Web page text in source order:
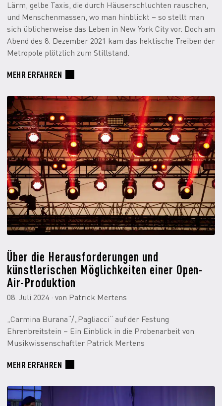
Lärm, gelbe Taxis, die durch Häuserschluchten rauschen,
und Menschenmassen, wo man hinblickt – so stellt man
sich üblicherweise das Leben in New York City vor. Doch am
Abend des 8. Dezember 2021 kam das hektische Treiben der
Metropole plötzlich zum Stillstand.
MEHR ERFAHREN
Über die Herausforderungen und
künstlerischen Möglichkeiten einer Open-
Air-Produktion
08. Juli 2024 · von Patrick Mertens
„Carmina Burana“/„Pagliacci“ auf der Festung
Ehrenbreitstein – Ein Einblick in die Probenarbeit von
Musikwissenschaftler Patrick Mertens
MEHR ERFAHREN